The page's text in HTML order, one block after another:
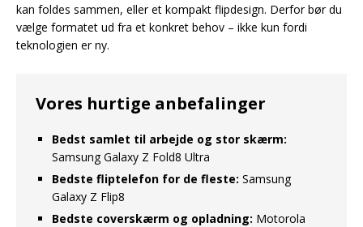
kan foldes sammen, eller et kompakt flipdesign. Derfor bør du
vælge formatet ud fra et konkret behov – ikke kun fordi
teknologien er ny.
Vores hurtige anbefalinger
Bedst samlet til arbejde og stor skærm:
Samsung Galaxy Z Fold8 Ultra
Bedste fliptelefon for de fleste: Samsung
Galaxy Z Flip8
Bedste coverskærm og opladning: Motorola